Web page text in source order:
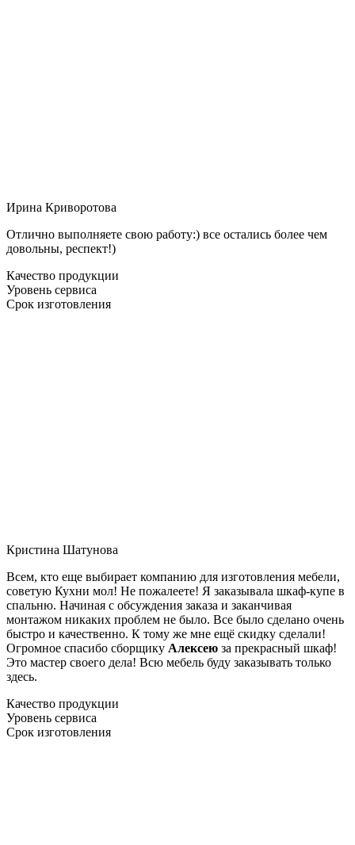
Ирина Криворотова
Отлично выполняете свою работу:) все остались более чем
довольны, респект!)
Качество продукции
Уровень сервиса
Срок изготовления
Кристина Шатунова
Всем, кто еще выбирает компанию для изготовления мебели,
советую Кухни мол! Не пожалеете! Я заказывала шкаф-купе в
спальню. Начиная с обсуждения заказа и заканчивая
монтажом никаких проблем не было. Все было сделано очень
быстро и качественно. К тому же мне ещё скидку сделали!
Огромное спасибо сборщику Алексею за прекрасный шкаф!
Это мастер своего дела! Всю мебель буду заказывать только
здесь.
Качество продукции
Уровень сервиса
Срок изготовления